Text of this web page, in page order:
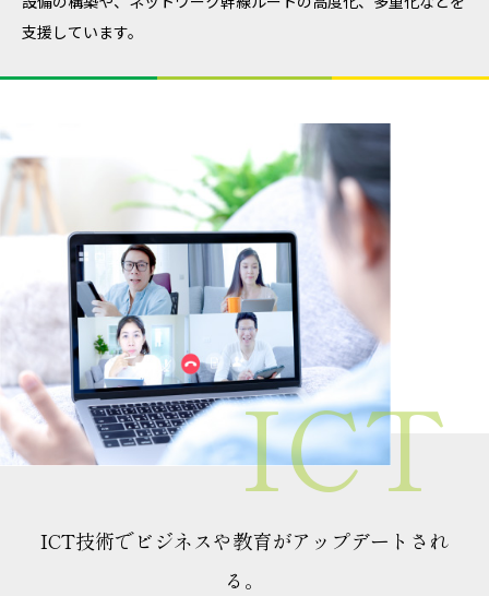
支援しています。
ICT技術でビジネスや教育がアップデートされ
る。